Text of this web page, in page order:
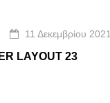
11 Δεκεμβρίου 2021
LAYOUT 23